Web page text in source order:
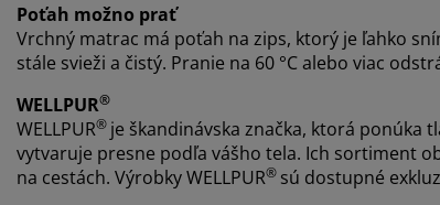
Poťah možno prať
Vrchný matrac má poťah na zips, ktorý je ľahko
stále svieži a čistý. Pranie na 60 °C alebo viac
WELLPUR®
WELLPUR® je škandinávska značka, ktorá ponúka
vytvaruje presne podľa vášho tela. Ich sortiment
na cestách. Výrobky WELLPUR® sú dostupné